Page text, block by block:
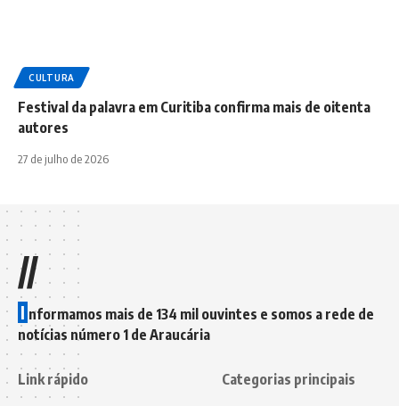
CULTURA
Festival da palavra em Curitiba confirma mais de oitenta
autores
27 de julho de 2026
//
I nformamos mais de 134 mil ouvintes e somos a rede de
notícias número 1 de Araucária
Link rápido Categorias principais